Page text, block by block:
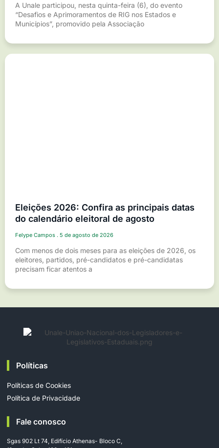
A Unale participou, nesta quinta-feira (6), do evento
“Desafios e Aprimoramentos de RIG nos Estados e
Municípios”, promovido pela Associação
Eleições 2026: Confira as principais datas
do calendário eleitoral de agosto
Felype Campos 5 de agosto de 2026
Com menos de dois meses para as eleições de 2026, os
eleitores, partidos, pré-candidatos e pré-candidatas
precisam ficar atentos a
Políticas
Políticas de Cookies
Política de Privacidade
Fale conosco
Sgas 902 Lt 74, Edifício Athenas- Bloco C,